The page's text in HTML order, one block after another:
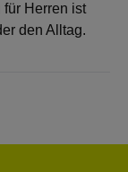
für Herren ist
den Alltag.